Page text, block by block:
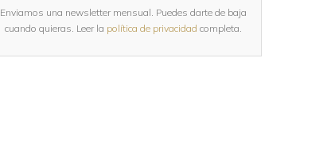
Enviamos una newsletter mensual. Puedes darte de baja
cuando quieras. Leer la política de privacidad completa.